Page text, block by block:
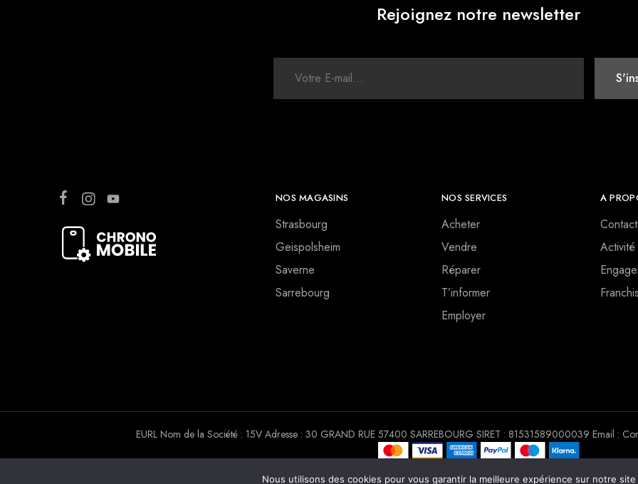
Rejoignez notre newsletter
NOS MAGASINS
Strasbourg
Geispolsheim
Saverne
Sarrebourg
NOS SERVICES
Acheter
Vendre
Réparer
T’informer
Employer
A
Contact
Activité
Copyright © 2022. Tous droits réservés Chrono Mobile
EURL Nom de la Société : 15V Adresse : 30 GRAND RUE 57400 SARREBOURG SIRET : 81531589000039 Email :
Nous utilisons des cookies pour vous garantir la meilleure expérience sur notre site